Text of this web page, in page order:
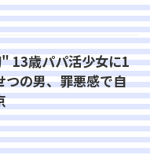
13歳パパ活少女に1
つの男、罪悪感で自